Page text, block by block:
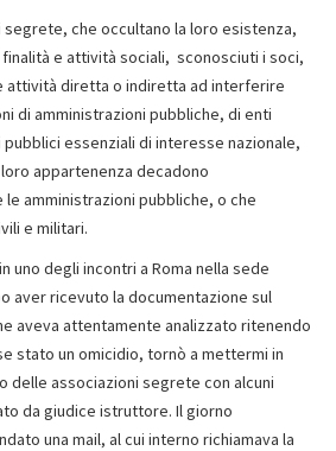
che occultano la loro esistenza,
e attività sociali, sconosciuti i soci,
diretta o indiretta ad interferire
di amministrazioni pubbliche, di enti
essenziali di interesse nazionale,
appartenenza decadono
amministrazioni pubbliche, o che
e militari.
uno degli incontri a Roma nella sede
aver ricevuto la documentazione sul
aveva attentamente analizzato ritenendo
stato un omicidio, tornò a mettermi in
delle associazioni segrete con alcuni
da giudice istruttore. Il giorno
una mail, al cui interno richiamava la